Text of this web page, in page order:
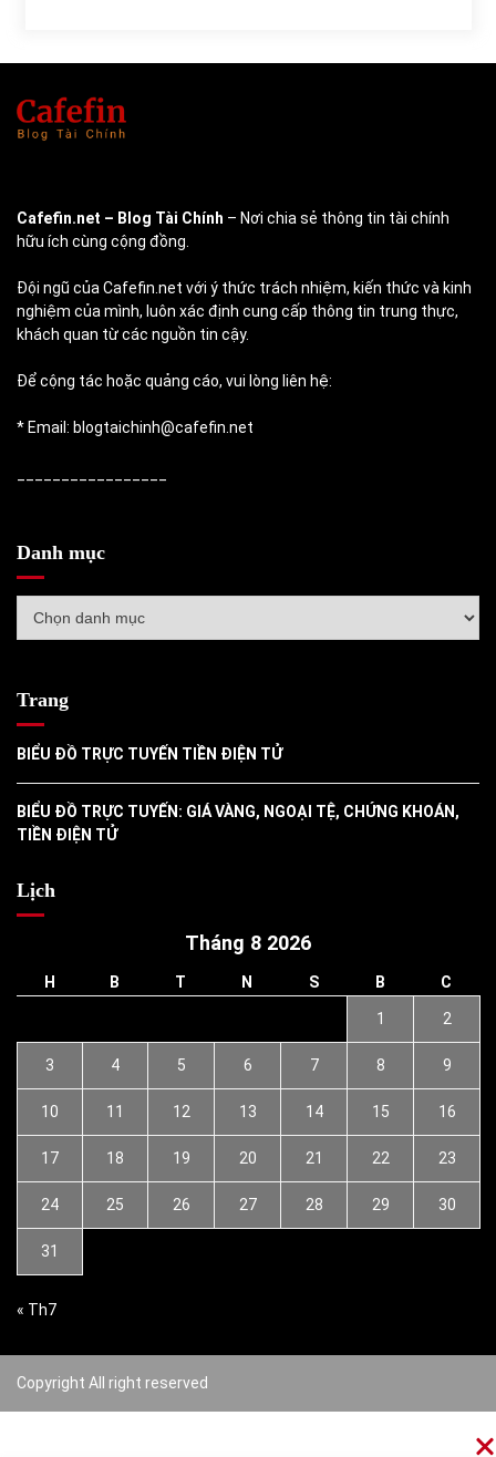
Cafefin.net – Blog Tài Chính – Nơi chia sẻ thông tin tài chính
hữu ích cùng cộng đồng.
Đội ngũ của Cafefin.net với ý thức trách nhiệm, kiến thức và kinh
nghiệm của mình, luôn xác định cung cấp thông tin trung thực,
khách quan từ các nguồn tin cậy.
Để cộng tác hoặc quảng cáo, vui lòng liên hệ:
* Email: blogtaichinh@cafefin.net
Danh mục
mục
Trang
BIỂU ĐỒ TRỰC TUYẾN TIỀN ĐIỆN TỬ
BIỂU ĐỒ TRỰC TUYẾN: GIÁ VÀNG, NGOẠI TỆ, CHỨNG KHOÁN,
TIỀN ĐIỆN TỬ
Lịch
Tháng 8 2026
H B T N S B C
1 2
3 4 5 6 7 8 9
10 11 12 13 14 15 16
17 18 19 20 21 22 23
24 25 26 27 28 29 30
31
« Th7
Copyright All right reserved